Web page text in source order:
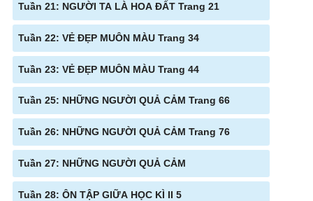
Tuần 21: NGƯỜI TA LÀ HOA ĐẤT Trang 21
Tuần 22: VẺ ĐẸP MUÔN MÀU Trang 34
Tuần 23: VẺ ĐẸP MUÔN MÀU Trang 44
Tuần 25: NHỮNG NGƯỜI QUẢ CẢM Trang 66
Tuần 26: NHỮNG NGƯỜI QUẢ CẢM Trang 76
Tuần 27: NHỮNG NGƯỜI QUẢ CẢM
Tuần 28: ÔN TẬP GIỮA HỌC KÌ II 5